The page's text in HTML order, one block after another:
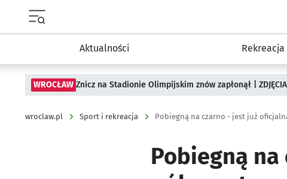
Aktualności Rekreacja
WROCŁAW Znicz na Stadionie Olimpijskim znów zapłonął | ZDJĘCIA
wroclaw.pl Sport i rekreacja Pobiegną na czarno - jest już
Pobiegną